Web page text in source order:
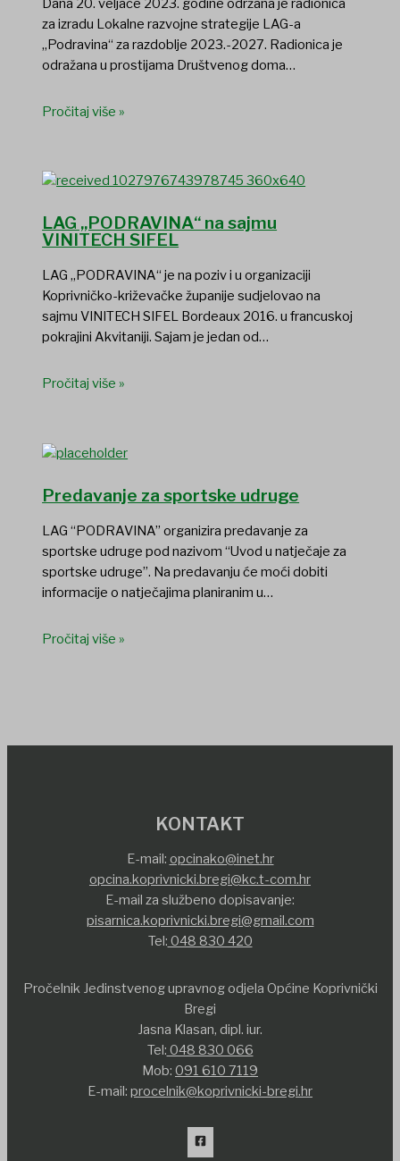
Dana 20. veljače 2023. godine održana je radionica
za izradu Lokalne razvojne strategije LAG-a
„Podravina“ za razdoblje 2023.-2027. Radionica je
odražana u prostijama Društvenog doma…
Pročitaj više »
LAG „PODRAVINA“ na sajmu
VINITECH SIFEL
LAG „PODRAVINA“ je na poziv i u organizaciji
Koprivničko-križevačke županije sudjelovao na
sajmu VINITECH SIFEL Bordeaux 2016. u francuskoj
pokrajini Akvitaniji. Sajam je jedan od…
Pročitaj više »
Predavanje za sportske udruge
LAG “PODRAVINA” organizira predavanje za
sportske udruge pod nazivom “Uvod u natječaje za
sportske udruge”. Na predavanju će moći dobiti
informacije o natječajima planiranim u…
Pročitaj više »
KONTAKT
E-mail: opcinako@inet.hr
opcina.koprivnicki.bregi@kc.t-com.hr
E-mail za službeno dopisavanje:
pisarnica.koprivnicki.bregi@gmail.com
Tel: 048 830 420
Pročelnik Jedinstvenog upravnog odjela Općine Koprivnički
Bregi
Jasna Klasan, dipl. iur.
Tel: 048 830 066
Mob: 091 610 7119
E-mail: procelnik@koprivnicki-bregi.hr